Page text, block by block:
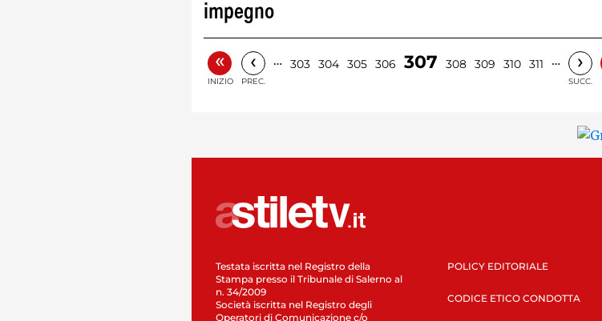
impegno
«
INIZIO
‹
PREC.
… 303 304 305 306 307 308 309 310 311 … ›
SUCC.
Testata iscritta nel Registro della
Stampa presso il Tribunale di Salerno al
n. 34/2009
Società iscritta nel Registro degli
Operatori di Comunicazione c/o
POLICY EDITORIALE
CODICE ETICO CONDOTTA